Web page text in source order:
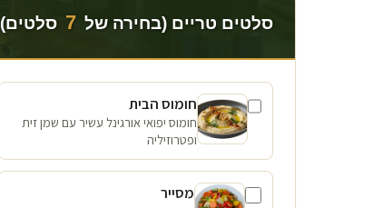
סלטים טריים (בחירה של 7 סלטים)
חומוס הבית
חומוס יפואי אורגינל עשיר עם שמן זית
ופטרוזיליה
מסייר